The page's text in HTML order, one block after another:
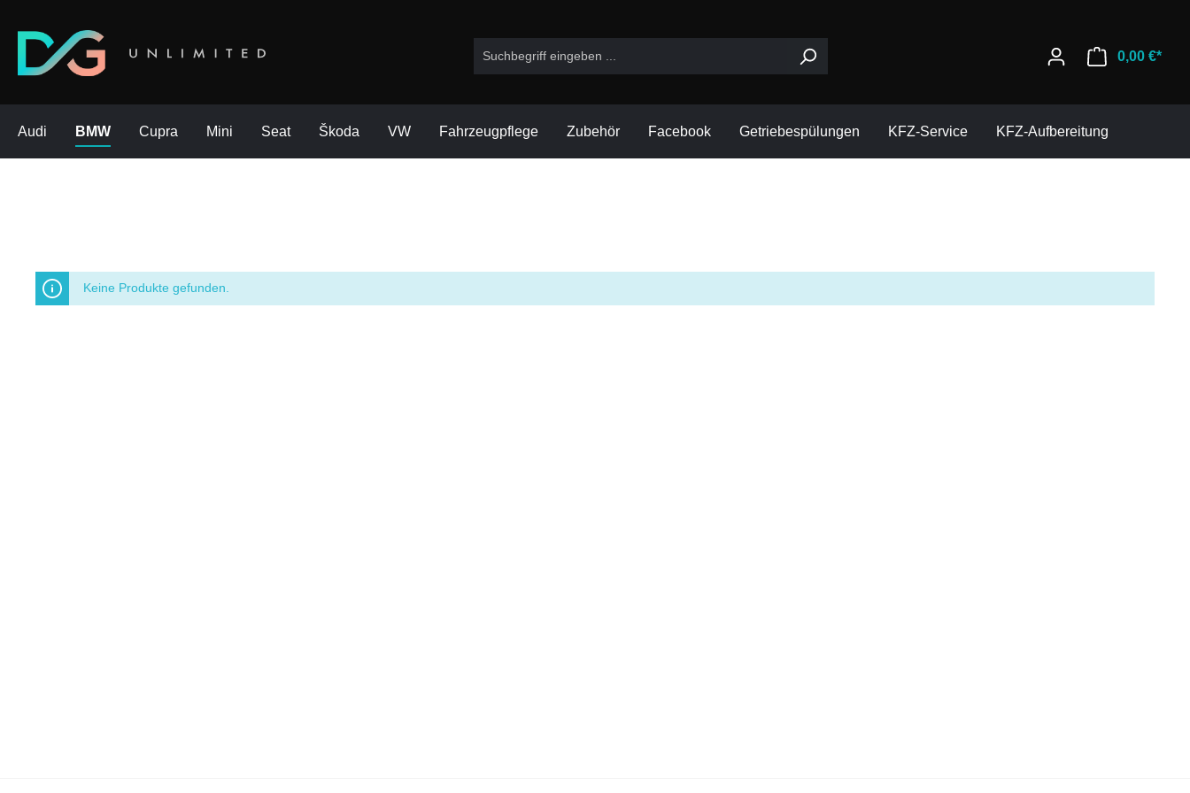
0,00 €*
Audi BMW Cupra Mini Seat Škoda VW Fahrzeugpflege Zubehör Facebook Getriebespülungen KFZ-Service KFZ-Aufbereitung
Keine Produkte gefunden.